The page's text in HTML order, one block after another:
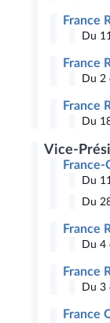
France
Du
France
Du 2
France
Du
Vice-
Du
Du
France
Du 4
France
Du 3
France